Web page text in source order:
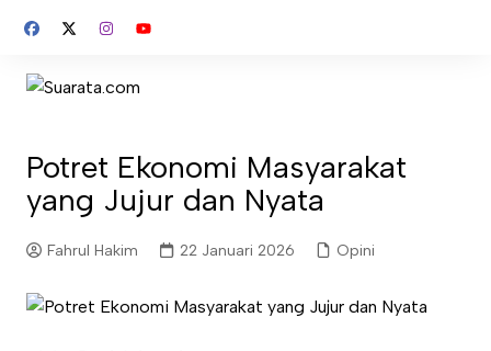
Potret Ekonomi Masyarakat
yang Jujur dan Nyata
Fahrul Hakim 22 Januari 2026 Opini